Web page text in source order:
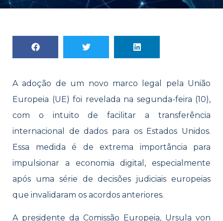
A adoção de um novo marco legal pela União
Europeia (UE) foi revelada na segunda-feira (10),
com o intuito de facilitar a transferência
internacional de dados para os Estados Unidos.
Essa medida é de extrema importância para
impulsionar a economia digital, especialmente
após uma série de decisões judiciais europeias
que invalidaram os acordos anteriores.
A presidente da Comissão Europeia, Ursula von